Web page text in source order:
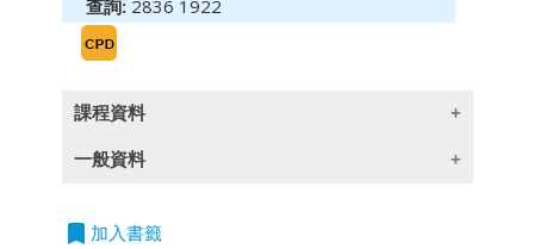
查詢: 2836 1922
課程資料
在社交媒體主導的時代，為金融領袖提供人工智
一般資料
授課語言
bookmark 加入書籤